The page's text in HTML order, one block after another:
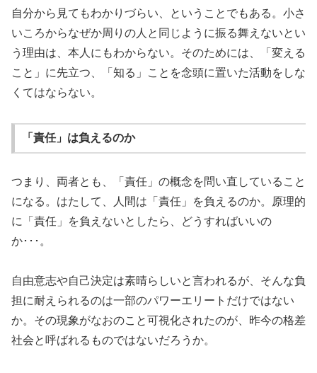
自分から見てもわかりづらい、ということでもある。小さ
いころからなぜか周りの人と同じように振る舞えないとい
う理由は、本人にもわからない。そのためには、「変える
こと」に先立つ、「知る」ことを念頭に置いた活動をしな
くてはならない。
「責任」は負えるのか
つまり、両者とも、「責任」の概念を問い直していること
になる。はたして、人間は「責任」を負えるのか。原理的
に「責任」を負えないとしたら、どうすればいいの
か･･･。
自由意志や自己決定は素晴らしいと言われるが、そんな負
担に耐えられるのは一部のパワーエリートだけではない
か。その現象がなおのこと可視化されたのが、昨今の格差
社会と呼ばれるものではないだろうか。